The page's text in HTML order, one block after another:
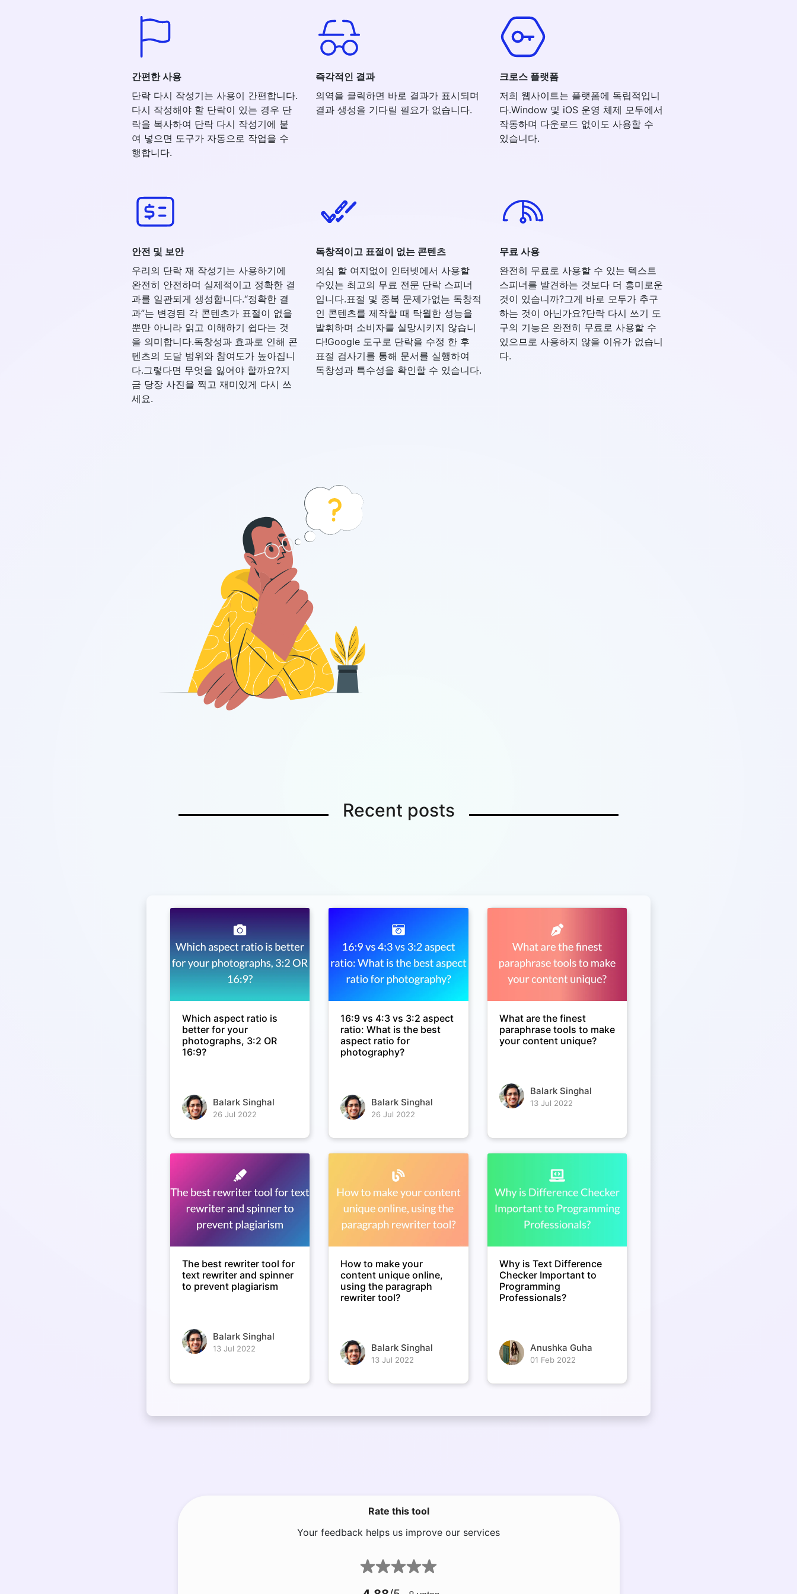
간편한 사용
단락 다시 작성기는 사용이 간편합니다.
다시 작성해야 할 단락이 있는 경우 단
락을 복사하여 단락 다시 작성기에 붙
여 넣으면 도구가 자동으로 작업을 수
행합니다.
즉각적인 결과
의역을 클릭하면 바로 결과가 표시되며
결과 생성을 기다릴 필요가 없습니다.
크로스 플랫폼
저희 웹사이트는 플랫폼에 독립적입니
다.Window 및 iOS 운영 체제 모두에서
작동하며 다운로드 없이도 사용할 수
있습니다.
안전 및 보안
우리의 단락 재 작성기는 사용하기에
완전히 안전하며 실제적이고 정확한 결
과를 일관되게 생성합니다.“정확한 결
과”는 변경된 각 콘텐츠가 표절이 없을
뿐만 아니라 읽고 이해하기 쉽다는 것
을 의미합니다.독창성과 효과로 인해 콘
텐츠의 도달 범위와 참여도가 높아집니
다.그렇다면 무엇을 잃어야 할까요?지
금 당장 사진을 찍고 재미있게 다시 쓰
세요.
독창적이고 표절이 없는 콘텐츠
의심 할 여지없이 인터넷에서 사용할
수있는 최고의 무료 전문 단락 스피너
입니다.표절 및 중복 문제가없는 독창적
인 콘텐츠를 제작할 때 탁월한 성능을
발휘하며 소비자를 실망시키지 않습니
다!Google 도구로 단락을 수정 한 후
표절 검사기를 통해 문서를 실행하여
독창성과 특수성을 확인할 수 있습니다.
무료 사용
완전히 무료로 사용할 수 있는 텍스트
스피너를 발견하는 것보다 더 흥미로운
것이 있습니까?그게 바로 모두가 추구
하는 것이 아닌가요?단락 다시 쓰기 도
구의 기능은 완전히 무료로 사용할 수
있으므로 사용하지 않을 이유가 없습니
다.
Recent posts
Which aspect ratio is
better for your
photographs, 3:2 OR
16:9?
Balark Singhal
26 Jul 2022
16:9 vs 4:3 vs 3:2 aspect
ratio: What is the best
aspect ratio for
photography?
Balark Singhal
26 Jul 2022
What are the finest
paraphrase tools to make
your content unique?
Balark Singhal
13 Jul 2022
The best rewriter tool for
text rewriter and spinner
to prevent plagiarism
Balark Singhal
13 Jul 2022
How to make your
content unique online,
using the paragraph
rewriter tool?
Balark Singhal
13 Jul 2022
Why is Text Difference
Checker Important to
Programming
Professionals?
Anushka Guha
01 Feb 2022
Rate this tool
Your feedback helps us improve our services